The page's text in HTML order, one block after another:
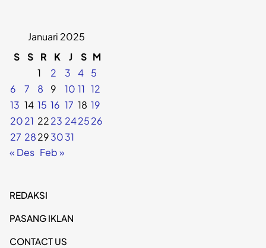
Januari 2025
S
S R K J S M
1
2 3 4
5
6
7 8 9 10 11 12
13 14 15 16 17 18 19
2021 2223 242526
27 28293031
« Des Feb »
REDAKSI
PASANG IKLAN
CONTACT US